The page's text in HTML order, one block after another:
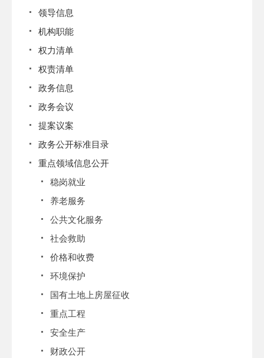
领导信息
机构职能
权力清单
权责清单
政务信息
政务会议
提案议案
政务公开标准目录
重点领域信息公开
稳岗就业
养老服务
公共文化服务
社会救助
价格和收费
环境保护
国有土地上房屋征收
重点工程
安全生产
财政公开